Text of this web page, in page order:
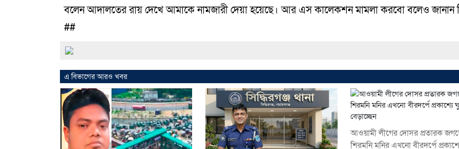
বলেন আদালতের রায় দেখে আমাকে নামজারী দেয়া হয়েছে। আর এস কালেকশন মামলা করবো বলেও জানান
##
এ বিভাগের আরও খবর
আওয়ামী লীগের দোসর প্রতারক
শিরমনি মনির এখনো বীরদর্পে